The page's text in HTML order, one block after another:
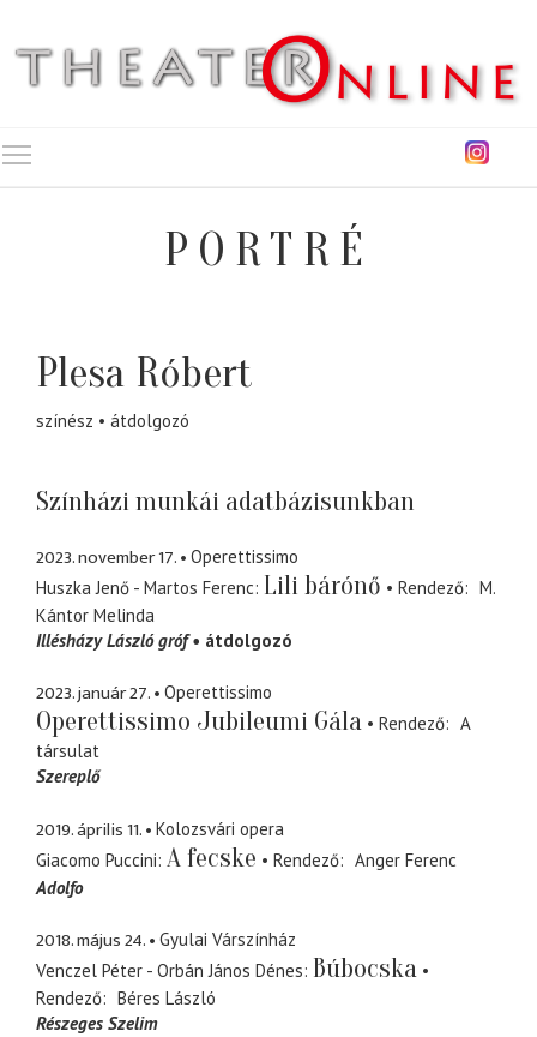
PORTRÉ
Plesa Róbert
színész átdolgozó
Színházi munkái adatbázisunkban
2023. november 17.
Operettissimo
Huszka Jenő - Martos Ferenc Lili bárónő Rendező
M.
Kántor Melinda
Illésházy László gróf
átdolgozó
2023. január 27. Operettissimo
Operettissimo Jubileumi Gála Rendező
A
társulat
Szereplő
2019. április 11.
Kolozsvári opera
Giacomo Puccini A fecske Rendező
Anger Ferenc
Adolfo
2018. május 24.
Gyulai Várszínház
Venczel Péter - Orbán János Dénes Búbocska
Rendező
Béres László
Részeges Szelim